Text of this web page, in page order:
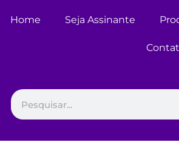
Home Seja Assinante